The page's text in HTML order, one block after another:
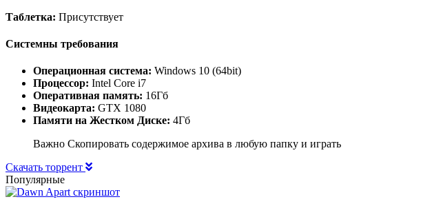
Таблетка: Присутствует
Системны требования
Операционная система: Windows 10 (64bit)
Процессор: Intel Core i7
Оперативная память: 16Гб
Видеокарта: GTX 1080
Памяти на Жестком Диске: 4Гб
Важно Скопировать содержимое архива в любую папку и играть
Скачать торрент
Популярные